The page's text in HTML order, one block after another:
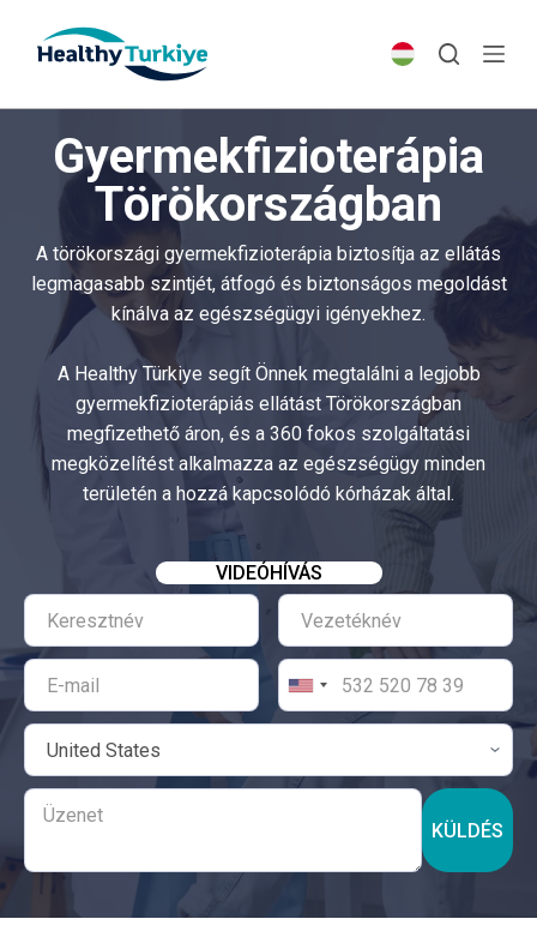
p
Gyermekfizioterápia
Törökországban
A törökországi gyermekfizioterápia biztosítja az ellátás
legmagasabb szintjét, átfogó és biztonságos megoldást
kínálva az egészségügyi igényekhez.
A Healthy Türkiye segít Önnek megtalálni a legjobb
gyermekfizioterápiás ellátást Törökországban
megfizethető áron, és a 360 fokos szolgáltatási
megközelítést alkalmazza az egészségügy minden
területén a hozzá kapcsolódó kórházak által.
VIDEÓHÍVÁS
KÜLDÉS